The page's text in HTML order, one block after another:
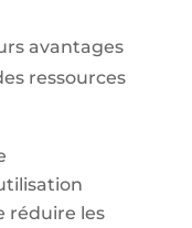
avantages
ressources
réduire les